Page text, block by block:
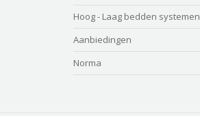
Hoog - Laag bedden systemen
Aanbiedingen
Norma